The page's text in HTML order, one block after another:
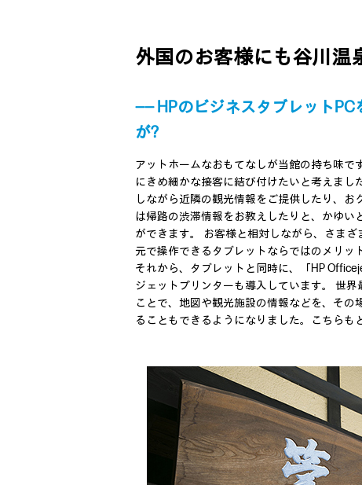
外国のお客様にも谷川温
―― HPのビジネスタブレット
が?
アットホームなおもてなしが当館の持ち味で
にきめ細かな接客に結び付けたいと考えまし
しながら近隣の観光情報をご提供したり、お
は帰路の渋滞情報をお教えしたりと、かゆい
ができます。 お客様と相対しながら、さま
元で操作できるタブレットならではのメリッ
それから、タブレットと同時に、「HP
ジェットプリンターも導入しています。 世
ことで、地図や観光施設の情報などを、その
ることもできるようになりました。こちらも